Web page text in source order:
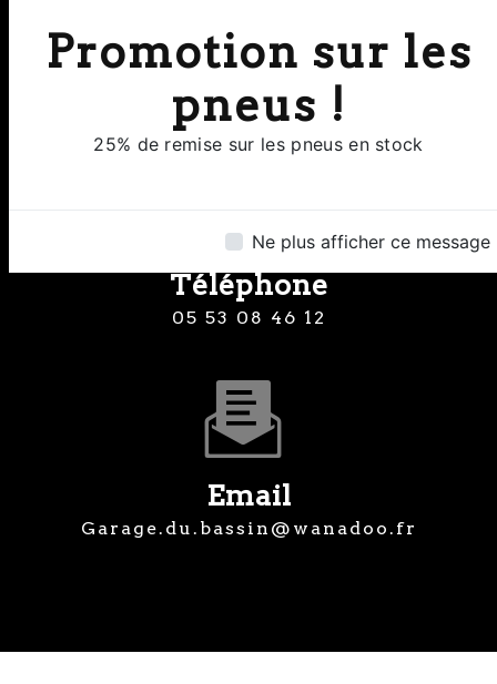
Promotion sur les
pneus !
25% de remise sur les pneus en stock
Ne plus afficher ce message
Adresse
Perigueux
Téléphone
05 53 08 46 12
Email
garage.du.bassin@wanadoo.fr